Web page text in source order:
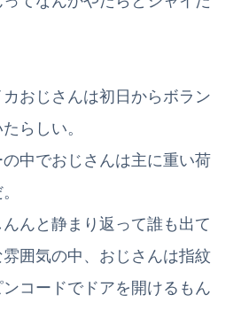
おじさんは初日からボラン
らしい。
中でおじさんは主に重い荷
んと静まり返って誰も出て
囲気の中、おじさんは指紋
コードでドアを開けるもん